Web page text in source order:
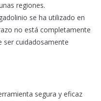
regiones.
se ha utilizado en
no está completamente
ser cuidadosamente
segura y eficaz